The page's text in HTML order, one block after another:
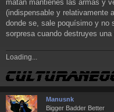
s
a
j
matan mantienes las armas y
(indispensable y relativamente
donde se, sale poquísimo y no
sorpresa cuando destruyes
Loading...
Manusnk
Bigger Badder Better